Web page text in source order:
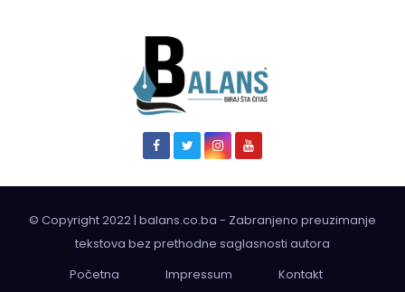
© Copyright 2022 | balans.co.ba - Zabranjeno preuzimanje
tekstova bez prethodne saglasnosti autora
Početna
Impressum Kontakt